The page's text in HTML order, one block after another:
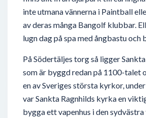
inte utmana vännerna i Paintball
av deras många Bangolf klubbar.
lugn dag på spa med ångbastu och
På Södertäljes torg så ligger
som är byggd redan på 1100-talet
en av Sveriges största kyrkor,
var Sankta Ragnhilds kyrka en
bygga ett vapenhus i den